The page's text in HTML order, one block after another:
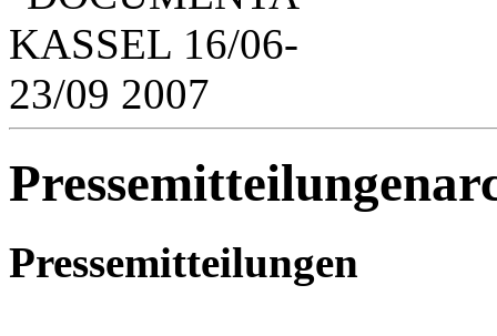
Pressemitteilungen